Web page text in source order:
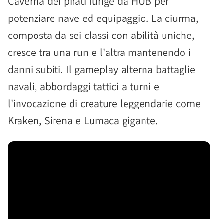
potenziare nave ed equipaggio. La ciurma,
composta da sei classi con abilità uniche,
cresce tra una run e l'altra mantenendo i
danni subiti. Il gameplay alterna battaglie
navali, abbordaggi tattici a turni e
l'invocazione di creature leggendarie come
Kraken, Sirena e Lumaca gigante.